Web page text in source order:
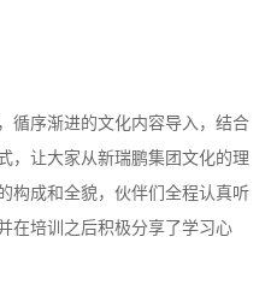
循序渐进的文化内容导入，结合
，让大家从新瑞鹏集团文化的理
构成和全貌，伙伴们全程认真听
在培训之后积极分享了学习心